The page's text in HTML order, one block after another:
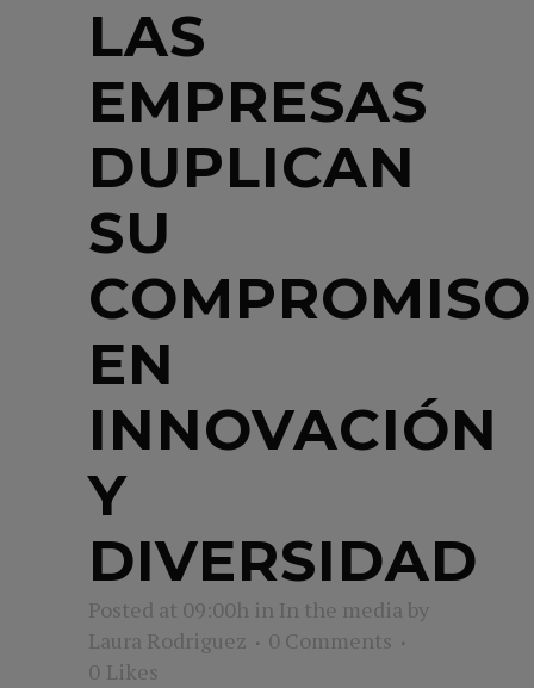
LAS
EMPRESAS
DUPLICAN
SU
COMPROMISO
EN
INNOVACIÓN
Y
DIVERSIDAD
Posted at 09:00h in In the media by
Laura Rodriguez
0 Comments
0 Likes